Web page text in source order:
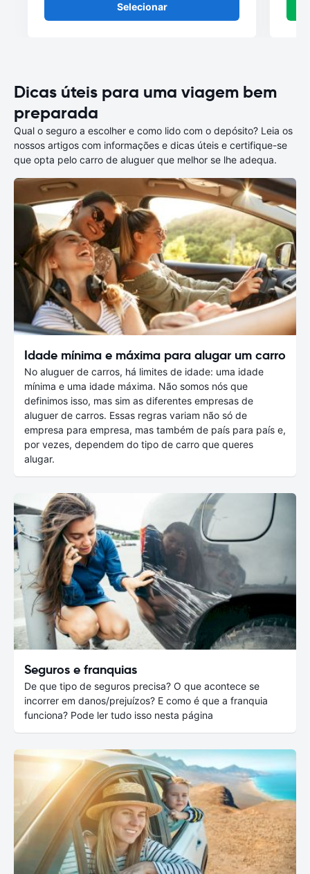
Selecionar
Dicas úteis para uma viagem bem
preparada
Qual o seguro a escolher e como lido com o depósito? Leia os
nossos artigos com informações e dicas úteis e certifique-se
que opta pelo carro de aluguer que melhor se lhe adequa.
Idade mínima e máxima para alugar um carro
No aluguer de carros, há limites de idade: uma idade
mínima e uma idade máxima. Não somos nós que
definimos isso, mas sim as diferentes empresas de
aluguer de carros. Essas regras variam não só de
empresa para empresa, mas também de país para país e,
por vezes, dependem do tipo de carro que queres
alugar.
Seguros e franquias
De que tipo de seguros precisa? O que acontece se
incorrer em danos/prejuízos? E como é que a franquia
funciona? Pode ler tudo isso nesta página